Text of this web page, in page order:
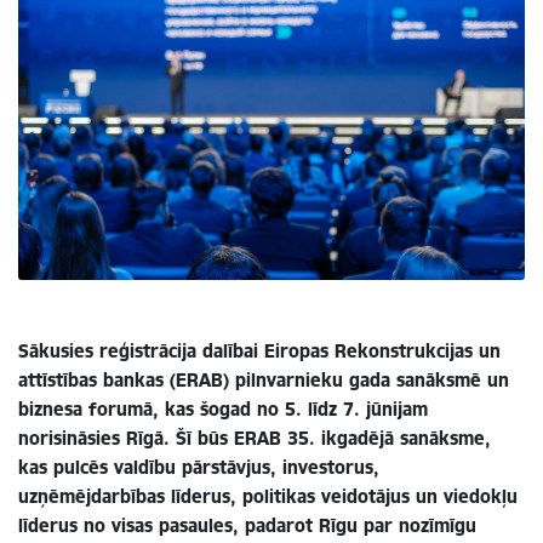
Sākusies reģistrācija dalībai Eiropas Rekonstrukcijas un
attīstības bankas (ERAB) pilnvarnieku gada sanāksmē un
biznesa forumā, kas šogad no 5. līdz 7. jūnijam
norisināsies Rīgā. Šī būs ERAB 35. ikgadējā sanāksme,
kas pulcēs valdību pārstāvjus, investorus,
uzņēmējdarbības līderus, politikas veidotājus un viedokļu
līderus no visas pasaules, padarot Rīgu par nozīmīgu